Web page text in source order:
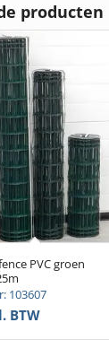
producten
PVC groen
103607
BTW